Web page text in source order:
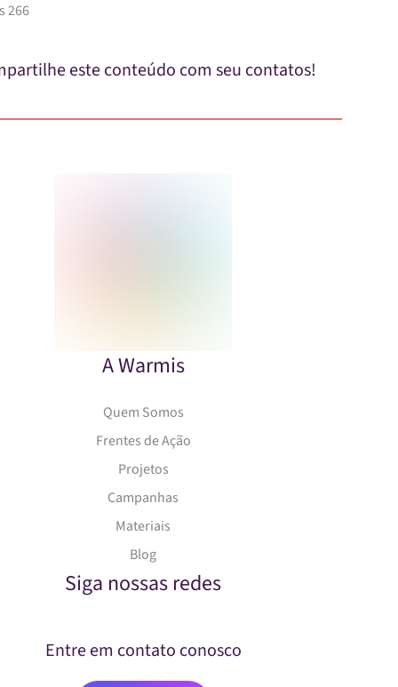
266
este conteúdo com seu contatos!
A Warmis
Quem Somos
Frentes de Ação
Projetos
Campanhas
Materiais
Blog
Siga nossas redes
Entre em contato conosco